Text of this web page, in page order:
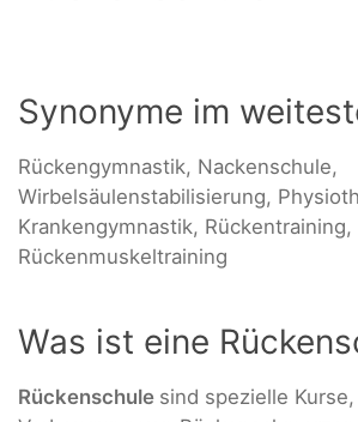
Synonyme im
Rückengymnastik, Nackenschule,
Wirbelsäulenstabilisierung,
Krankengymnastik, Rückentraining,
Rückenmuskeltraining
Was ist eine
Rückenschule sind spezielle